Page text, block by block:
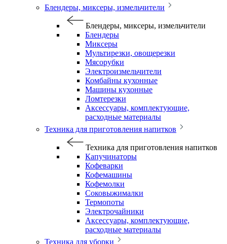
Блендеры, миксеры, измельчители
Блендеры, миксеры, измельчители
Блендеры
Миксеры
Мультирезки, овощерезки
Мясорубки
Электроизмельчители
Комбайны кухонные
Машины кухонные
Ломтерезки
Аксессуары, комплектующие,
расходные материалы
Техника для приготовления напитков
Техника для приготовления напитков
Капучинаторы
Кофеварки
Кофемашины
Кофемолки
Соковыжималки
Термопоты
Электрочайники
Аксессуары, комплектующие,
расходные материалы
Техника для уборки